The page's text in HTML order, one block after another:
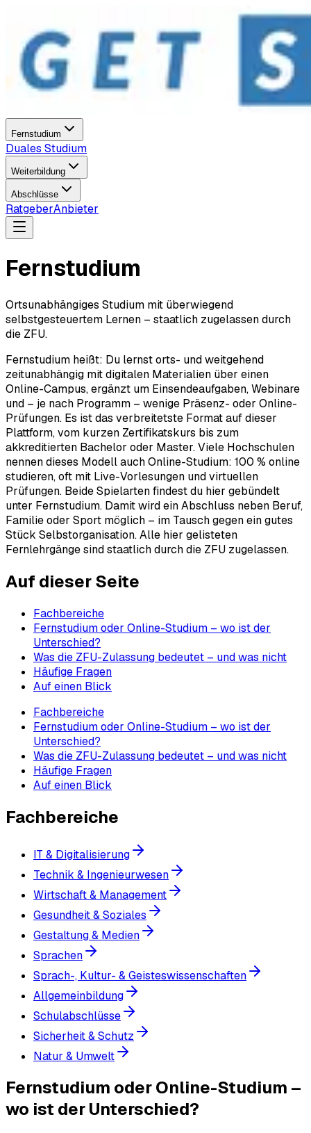
Fernstudium
Duales Studium
Weiterbildung
Abschlüsse
RatgeberAnbieter
Fernstudium
Ortsunabhängiges Studium mit überwiegend
selbstgesteuertem Lernen – staatlich zugelassen durch
die ZFU.
Fernstudium heißt: Du lernst orts- und weitgehend
zeitunabhängig mit digitalen Materialien über einen
Online-Campus, ergänzt um Einsendeaufgaben, Webinare
und – je nach Programm – wenige Präsenz- oder Online-
Prüfungen. Es ist das verbreitetste Format auf dieser
Plattform, vom kurzen Zertifikatskurs bis zum
akkreditierten Bachelor oder Master. Viele Hochschulen
nennen dieses Modell auch Online-Studium: 100 % online
studieren, oft mit Live-Vorlesungen und virtuellen
Prüfungen. Beide Spielarten findest du hier gebündelt
unter Fernstudium. Damit wird ein Abschluss neben Beruf,
Familie oder Sport möglich – im Tausch gegen ein gutes
Stück Selbstorganisation. Alle hier gelisteten
Fernlehrgänge sind staatlich durch die ZFU zugelassen.
Auf dieser Seite
Fachbereiche
Fernstudium oder Online-Studium – wo ist der
Unterschied?
Was die ZFU-Zulassung bedeutet – und was nicht
Häufige Fragen
Auf einen Blick
Fachbereiche
Fernstudium oder Online-Studium – wo ist der
Unterschied?
Was die ZFU-Zulassung bedeutet – und was nicht
Häufige Fragen
Auf einen Blick
Fachbereiche
IT & Digitalisierung
Technik & Ingenieurwesen
Wirtschaft & Management
Gesundheit & Soziales
Gestaltung & Medien
Sprachen
Sprach-, Kultur- & Geisteswissenschaften
Allgemeinbildung
Schulabschlüsse
Sicherheit & Schutz
Natur & Umwelt
Fernstudium oder Online-Studium –
wo ist der Unterschied?